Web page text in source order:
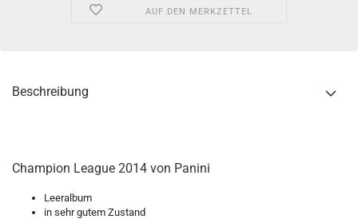
AUF DEN MERKZETTEL
Beschreibung
Champion League 2014 von Panini
Leeralbum
in sehr gutem Zustand